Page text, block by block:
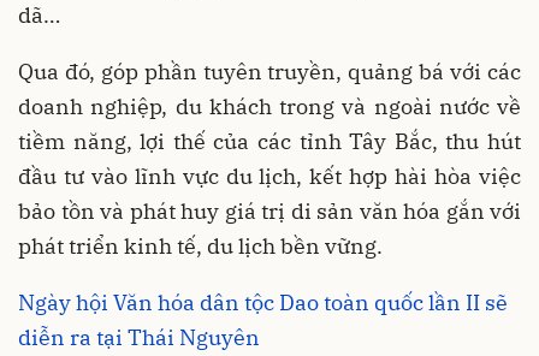
dã…
Qua đó, góp phần tuyên truyền, quảng bá với các
doanh nghiệp, du khách trong và ngoài nước về
tiềm năng, lợi thế của các tỉnh Tây Bắc, thu hút
đầu tư vào lĩnh vực du lịch, kết hợp hài hòa việc
bảo tồn và phát huy giá trị di sản văn hóa gắn với
phát triển kinh tế, du lịch bền vững.
Ngày hội Văn hóa dân tộc Dao toàn quốc lần II sẽ
diễn ra tại Thái Nguyên